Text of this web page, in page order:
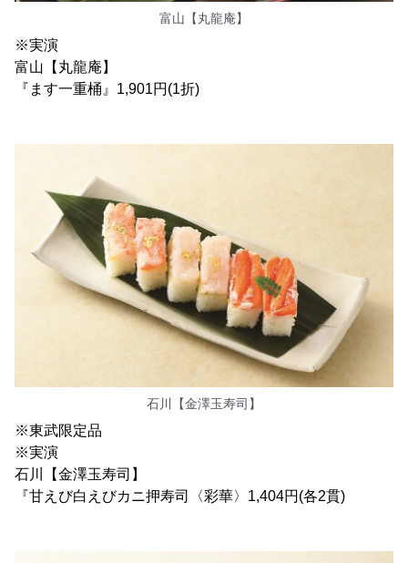
富山【丸龍庵】
※実演
富山【丸龍庵】
『ます一重桶』1,901円(1折)
石川【金澤玉寿司】
※東武限定品
※実演
石川【金澤玉寿司】
『甘えび白えびカニ押寿司〈彩華〉1,404円(各2貫)